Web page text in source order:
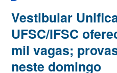
Vestibular
UFSC/IFSC
mil vagas;
neste domingo